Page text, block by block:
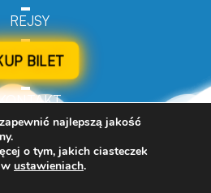
REJSY
BILET
- All Rights Reserved.
najlepszą jakość
o tym, jakich ciasteczek
ustawieniach.